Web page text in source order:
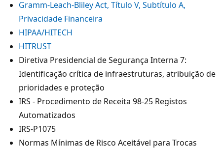
Gramm-Leach-Bliley Act, Título V, Subtítulo A,
Privacidade Financeira
HIPAA/HITECH
HITRUST
Diretiva Presidencial de Segurança Interna 7:
Identificação crítica de infraestruturas, atribuição de
prioridades e proteção
IRS - Procedimento de Receita 98-25 Registos
Automatizados
IRS-P1075
Normas Mínimas de Risco Aceitável para Trocas